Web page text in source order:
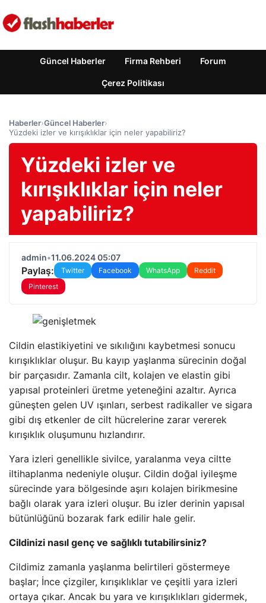
Güncel Haberler Firma Rehberi Forum
Çerez Politikası
Haberler›Güncel Haberler›
Yüzdeki izler ve kırışıklıklar için neler yapabiliriz?
Yüzdeki izler ve
kırışıklıklar için neler
yapabiliriz?
admin•11.06.2024 05:07
Paylaş: Twitter Facebook WhatsApp
Reddit
Pinterest
Cildin elastikiyetini ve sıkılığını kaybetmesi sonucu
kırışıklıklar oluşur. Bu kayıp yaşlanma sürecinin doğal
bir parçasıdır. Zamanla cilt, kolajen ve elastin gibi
yapısal proteinleri üretme yeteneğini azaltır. Ayrıca
güneşten gelen UV ışınları, serbest radikaller ve sigara
gibi dış etkenler de cilt hücrelerine zarar vererek
kırışıklık oluşumunu hızlandırır.
Yara izleri genellikle sivilce, yaralanma veya ciltte
iltihaplanma nedeniyle oluşur. Cildin doğal iyileşme
sürecinde yara bölgesinde aşırı kolajen birikmesine
bağlı olarak yara izleri oluşur. Bu izler derinin yapısal
bütünlüğünü bozarak fark edilir hale gelir.
Cildinizi nasıl genç ve sağlıklı tutabilirsiniz?
Cildimiz zamanla yaşlanma belirtileri göstermeye
başlar; İnce çizgiler, kırışıklıklar ve çeşitli yara izleri
ortaya çıkar. Ancak bu yara ve kırışıklıkları gidermek,